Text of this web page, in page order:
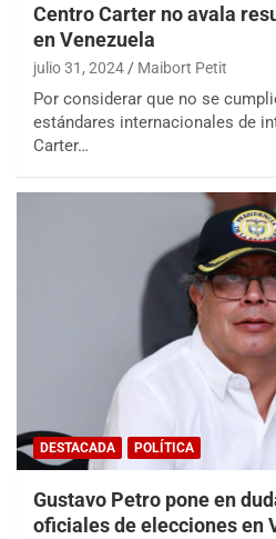
Centro Carter no avala
en Venezuela
julio 31, 2024 Maibort Petit
Por considerar que no se
estándares internacionales de
Carter…
DESTACADA POLÍTICA
Gustavo Petro pone en
oficiales de elecciones en